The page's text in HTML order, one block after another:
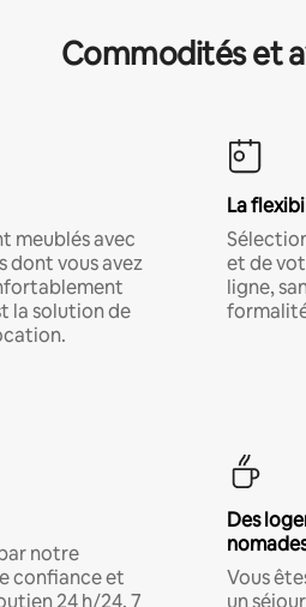
Commodités et
meublés avec
dont vous avez
la solution de
La
et de
ligne,
notre
confiance et
24 h/24, 7
Des
Vous
un